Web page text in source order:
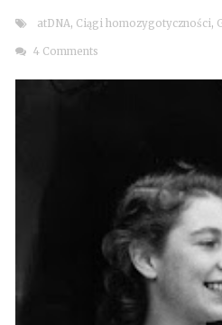
atDNA, Ciągi homozygotyczności,
4 Comments